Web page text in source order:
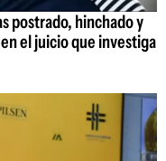
postrado, hinchado y
el juicio que investiga